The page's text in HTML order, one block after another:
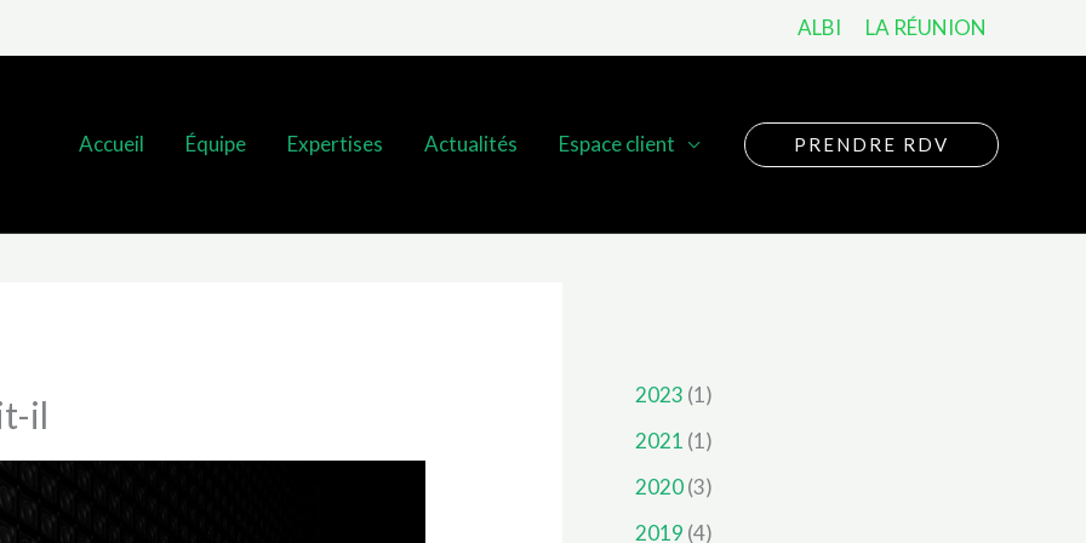
ALBI LA RÉUNION
Accueil Équipe Expertises Actualités Espace client PRENDRE RDV
il 2023 (1)
2021 (1)
2020(3)
2019 (4)